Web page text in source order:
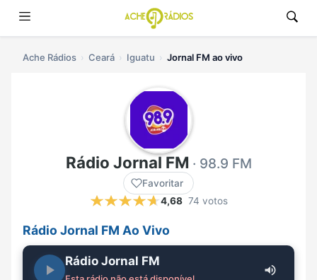
Ache Rádios Ceará Iguatu Jornal FM ao vivo
Rádio Jornal FM · 98.9 FM
Favoritar
4,68 74 votos
Rádio Jornal FM Ao Vivo
Rádio Jornal FM